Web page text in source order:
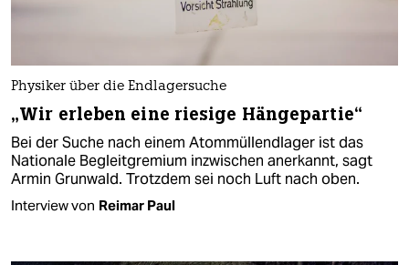
Physiker über die Endlagersuche
„Wir erleben eine riesige Hängepartie“
Bei der Suche nach einem Atommüllendlager ist das
Nationale Begleitgremium inzwischen anerkannt, sagt
Armin Grunwald. Trotzdem sei noch Luft nach oben.
Interview von Reimar Paul